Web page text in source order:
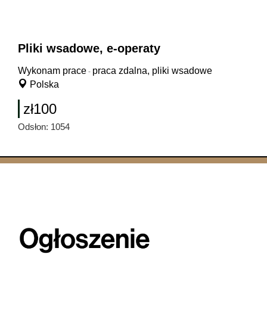
Pliki wsadowe, e-operaty
Wykonam prace - praca zdalna, pliki wsadowe
Polska
zł100
Odsłon: 1054